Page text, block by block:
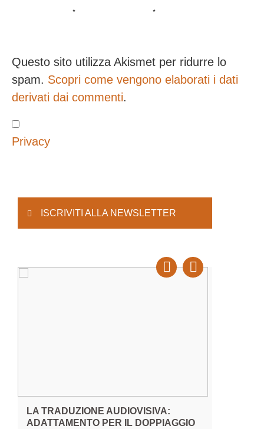
* *
Questo sito utilizza Akismet per ridurre lo
spam. Scopri come vengono elaborati i dati
derivati dai commenti.
Privacy
ISCRIVITI ALLA NEWSLETTER
LA TRADUZIONE AUDIOVISIVA:
ADATTAMENTO PER IL DOPPIAGGIO